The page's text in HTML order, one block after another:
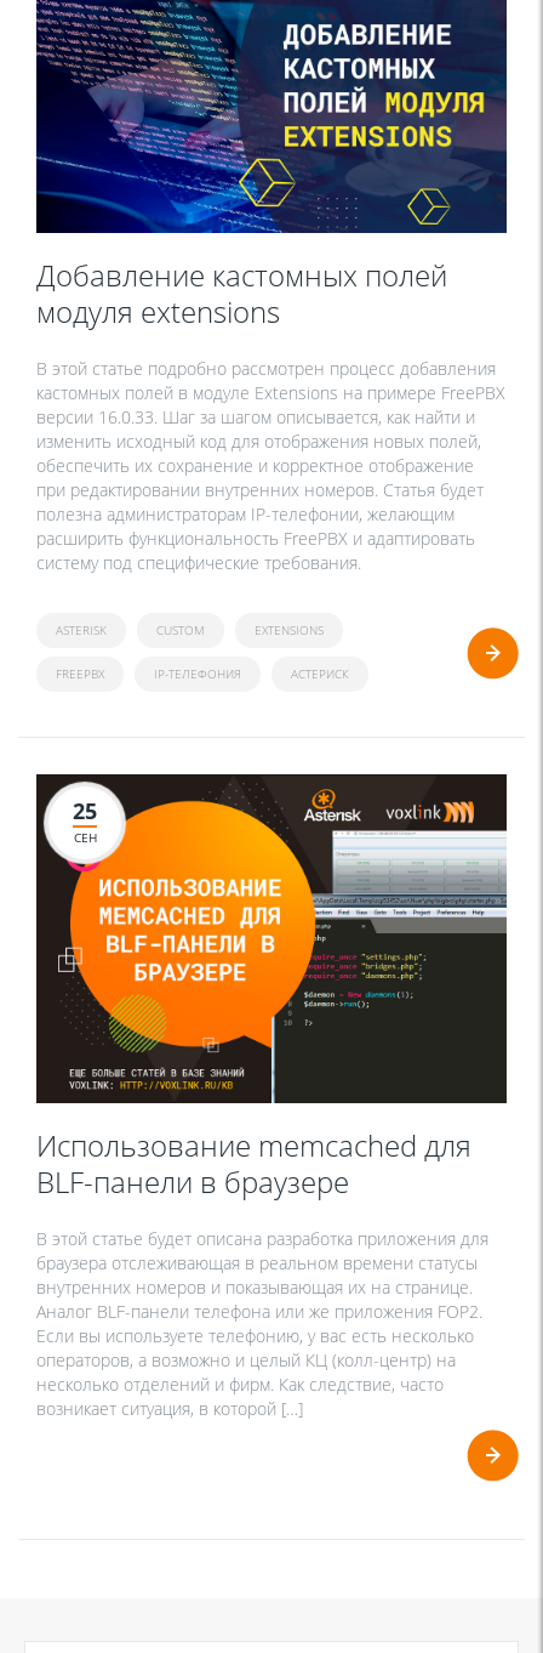
Добавление кастомных полей
модуля extensions
В этой статье подробно рассмотрен процесс добавления
кастомных полей в модуле Extensions на примере FreePBX
версии 16.0.33. Шаг за шагом описывается, как найти и
изменить исходный код для отображения новых полей,
обеспечить их сохранение и корректное отображение
при редактировании внутренних номеров. Статья будет
полезна администраторам IP-телефонии, желающим
расширить функциональность FreePBX и адаптировать
систему под специфические требования.
ASTERISK CUSTOM EXTENSIONS
FREEPBX IP-ТЕЛЕФОНИЯ АСТЕРИСК
25
СЕН
Использование memcached для
BLF-панели в браузере
В этой статье будет описана разработка приложения для
браузера отслеживающая в реальном времени статусы
внутренних номеров и показывающая их на странице.
Аналог BLF-панели телефона или же приложения FOP2.
Если вы используете телефонию, у вас есть несколько
операторов, а возможно и целый КЦ (колл-центр) на
несколько отделений и фирм. Как следствие, часто
возникает ситуация, в которой […]